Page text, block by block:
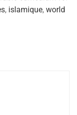
, islamique, world